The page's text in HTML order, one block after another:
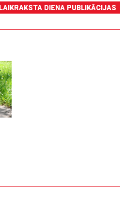
LAIKRAKSTA DIENA PUBLIKĀCIJAS